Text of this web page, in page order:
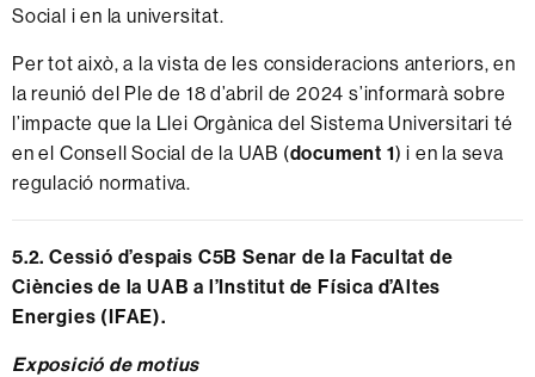
Social i en la universitat.
Per tot això, a la vista de les consideracions anteriors, en
la reunió del Ple de 18 d’abril de 2024 s’informarà sobre
l’impacte que la Llei Orgànica del Sistema Universitari té
en el Consell Social de la UAB (document 1) i en la seva
regulació normativa.
5.2. Cessió d’espais C5B Senar de la Facultat de
Ciències de la UAB a l’Institut de Física d’Altes
Energies (IFAE).
Exposició de motius